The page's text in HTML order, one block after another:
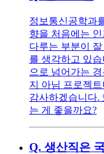
정보통신공학과
향을 처음에는
다루는 부분이
를 생각하고 있
으로 넘어가는
지 아님 프로젝
감사하겠습니다.
는 게 좋을까요?
Q. 생산직은